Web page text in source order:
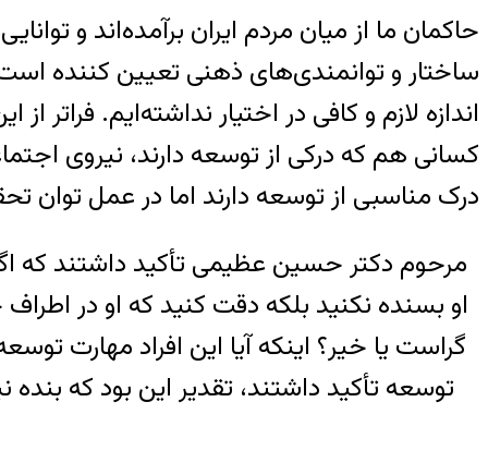
حاکمان ما از میان مردم ایران برآمده‌اند و
ساختار و توانمندی‌های ذهنی تعیین کننده
اندازه لازم و کافی در اختیار نداشته‌ایم.
کسانی هم که درکی از توسعه دارند، نیروی
درک مناسبی از توسعه دارند اما در عمل توان
مرحوم دکتر حسین عظیمی تأکید داشتند که
او بسنده نکنید بلکه دقت کنید که او در
گراست یا خیر؟ اینکه آیا این افراد مهارت
توسعه تأکید داشتند، تقدیر این بود که